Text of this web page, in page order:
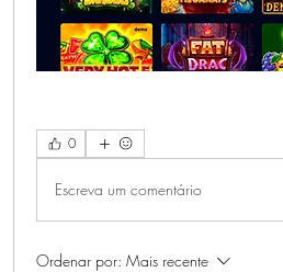
0
Escreva um comentário
Ordenar por: Mais recente